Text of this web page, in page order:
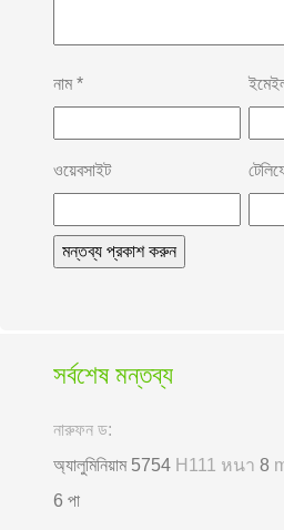
নাম*
ওয়েবসাইট
সর্বশেষ মন্তব্য
নারুফন ড:
অ্যালুমিনিয়াম 5754 H111 หนา 8
6 পা